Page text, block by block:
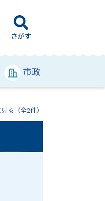
さがす
市政
る（全2件）